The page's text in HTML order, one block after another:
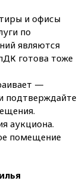
и офисы
по
являются
готова тоже
—
подтверждайте
аукциона.
помещение